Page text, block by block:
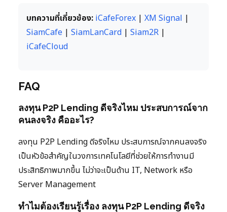
บทความที่เกี่ยวข้อง: iCafeForex | XM Signal |
SiamCafe | SiamLanCard | Siam2R |
iCafeCloud
FAQ
ลงทุน P2P Lending ดีจริงไหม ประสบการณ์จาก
คนลงจริง คืออะไร?
ลงทุน P2P Lending ดีจริงไหม ประสบการณ์จากคนลงจริง
เป็นหัวข้อสำคัญในวงการเทคโนโลยีที่ช่วยให้การทำงานมี
ประสิทธิภาพมากขึ้น ไม่ว่าจะเป็นด้าน IT, Network หรือ
Server Management
ทำไมต้องเรียนรู้เรื่อง ลงทุน P2P Lending ดีจริง